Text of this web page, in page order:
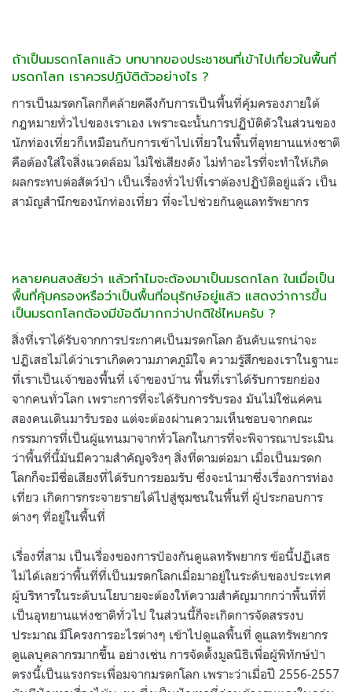
ถ้าเป็นมรดกโลกแล้ว บทบาทของประชาชนที่เข้าไปเที่ยวในพื้นที่
มรดกโลก เราควรปฏิบัติตัวอย่างไร ?
การเป็นมรดกโลกก็คล้ายคลึงกับการเป็นพื้นที่คุ้มครองภายใต้
กฎหมายทั่วไปของเราเอง เพราะฉะนั้นการปฏิบัติตัวในส่วนของ
นักท่องเที่ยวก็เหมือนกับการเข้าไปเที่ยวในพื้นที่อุทยานแห่งชาติ
คือต้องใส่ใจสิ่งแวดล้อม ไม่ใช่เสียงดัง ไม่ทำอะไรที่จะทำให้เกิด
ผลกระทบต่อสัตว์ป่า เป็นเรื่องทั่วไปที่เราต้องปฏิบัติอยู่แล้ว เป็น
สามัญสำนึกของนักท่องเที่ยว ที่จะไปช่วยกันดูแลทรัพยากร
หลายคนสงสัยว่า แล้วทำไมจะต้องมาเป็นมรดกโลก ในเมื่อเป็น
พื้นที่คุ้มครองหรือว่าเป็นพื้นที่อนุรักษ์อยู่แล้ว แสดงว่าการขึ้น
เป็นมรดกโลกต้องมีข้อดีมากกว่าปกติใช่ไหมครับ ?
สิ่งที่เราได้รับจากการประกาศเป็นมรดกโลก อันดับแรกน่าจะ
ปฏิเสธไม่ได้ว่าเราเกิดความภาคภูมิใจ ความรู้สึกของเราในฐานะ
ที่เราเป็นเจ้าของพื้นที่ เจ้าของบ้าน พื้นที่เราได้รับการยกย่อง
จากคนทั่วโลก เพราะการที่จะได้รับการรับรอง มันไม่ใช่แค่คน
สองคนเดินมารับรอง แต่จะต้องผ่านความเห็นชอบจากคณะ
กรรมการที่เป็นผู้แทนมาจากทั่วโลกในการที่จะพิจารณาประเมิน
ว่าพื้นที่นี้มันมีความสำคัญจริงๆ สิ่งที่ตามต่อมา เมื่อเป็นมรดก
โลกก็จะมีชื่อเสียงที่ได้รับการยอมรับ ซึ่งจะนำมาซึ่งเรื่องการท่อง
เที่ยว เกิดการกระจายรายได้ไปสู่ชุมชนในพื้นที่ ผู้ประกอบการ
ต่างๆ ที่อยู่ในพื้นที่
เรื่องที่สาม เป็นเรื่องของการป้องกันดูแลทรัพยากร ข้อนี้ปฏิเสธ
ไม่ได้เลยว่าพื้นที่ที่เป็นมรดกโลกเมื่อมาอยู่ในระดับของประเทศ
ผู้บริหารในระดับนโยบายจะต้องให้ความสำคัญมากกว่าพื้นที่ที่
เป็นอุทยานแห่งชาติทั่วไป ในส่วนนี้ก็จะเกิดการจัดสรรงบ
ประมาณ มีโครงการอะไรต่างๆ เข้าไปดูแลพื้นที่ ดูแลทรัพยากร
ดูแลบุคลากรมากขึ้น อย่างเช่น การจัดตั้งมูลนิธิเพื่อผู้พิทักษ์ป่า
ตรงนี้เป็นแรงกระเพื่อมจากมรดกโลก เพราะว่าเมื่อปี 2556-2557